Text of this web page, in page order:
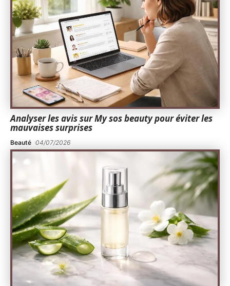
Analyser les avis sur My sos beauty pour éviter les
mauvaises surprises
Beauté 04/07/2026